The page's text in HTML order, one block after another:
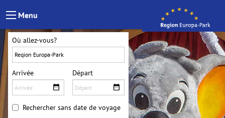
Menu
Où allez-vous?
Arrivée Départ
Rechercher sans date de voyage